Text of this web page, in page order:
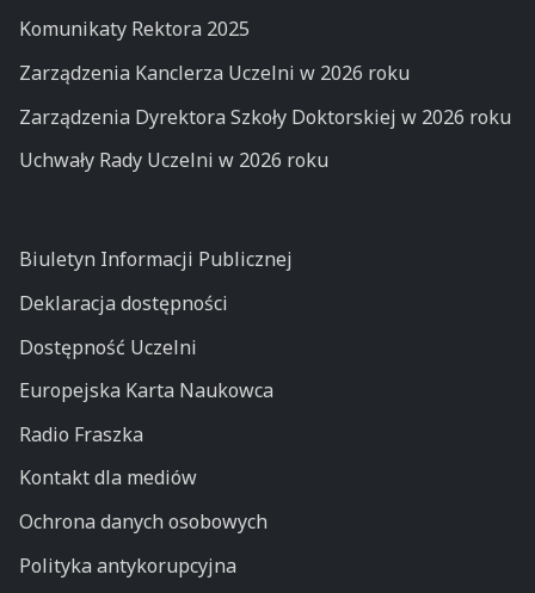
Komunikaty Rektora 2025
Zarządzenia Kanclerza Uczelni w 2026 roku
Zarządzenia Dyrektora Szkoły Doktorskiej w 2026 roku
Uchwały Rady Uczelni w 2026 roku
Biuletyn Informacji Publicznej
Deklaracja dostępności
Dostępność Uczelni
Europejska Karta Naukowca
Radio Fraszka
Kontakt dla mediów
Ochrona danych osobowych
Polityka antykorupcyjna